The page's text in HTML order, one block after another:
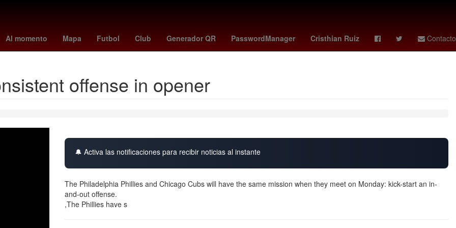
Al momento Mapa Futbol Club Generador QR PasswordManager Cristhian Ruiz Contacto
ley de amparo claudia sheinbaum mariners vs dodgers toluca vs santos Germán Berterame Rogelio Funes Mori mexico vs
offense in opener
🔔 Activa las notificaciones para recibir noticias al instante
The Philadelphia Phillies and Chicago Cubs will have the same mission when they meet on Monday: kick-start an in-
and-out offense.
,The Phillies have s